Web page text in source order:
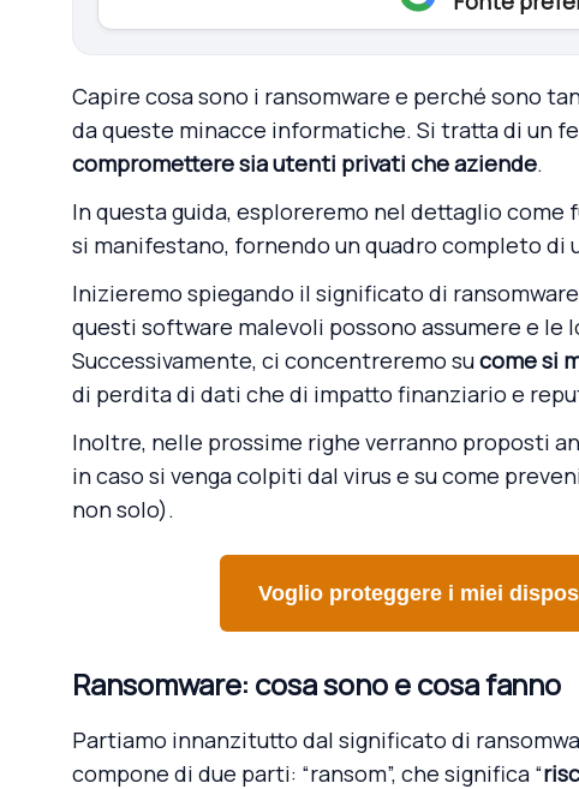
Capire cosa sono i ransomware e perché sono
da queste minacce informatiche. Si tratta di un
compromettere sia utenti privati che aziende.
In questa guida, esploreremo nel dettaglio
si manifestano, fornendo un quadro completo di
Inizieremo spiegando il significato di
questi software malevoli possono assumere e le
Successivamente, ci concentreremo sucome si
di perdita di dati che di impatto finanziario e
Inoltre, nelle prossime righe verranno proposti
in caso si venga colpiti dal virus e su come
non solo).
Voglio proteggere i miei
Ransomware: cosa sono e cosa fanno
Partiamo innanzitutto dal significato di
compone di due parti: “ransom”, che significa “